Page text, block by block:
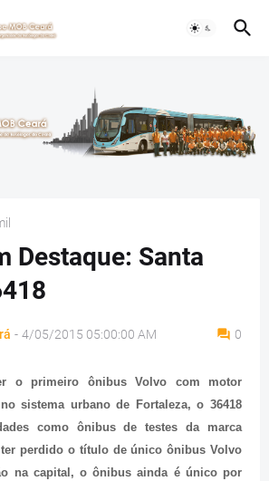
Destaque: Santa
- 4/05/2015 05:00:00 AM 0
o primeiro ônibus Volvo com motor
sistema urbano de Fortaleza, o 36418
como ônibus de testes da marca
ter perdido o título de único ônibus Volvo
na capital, o ônibus ainda é único por